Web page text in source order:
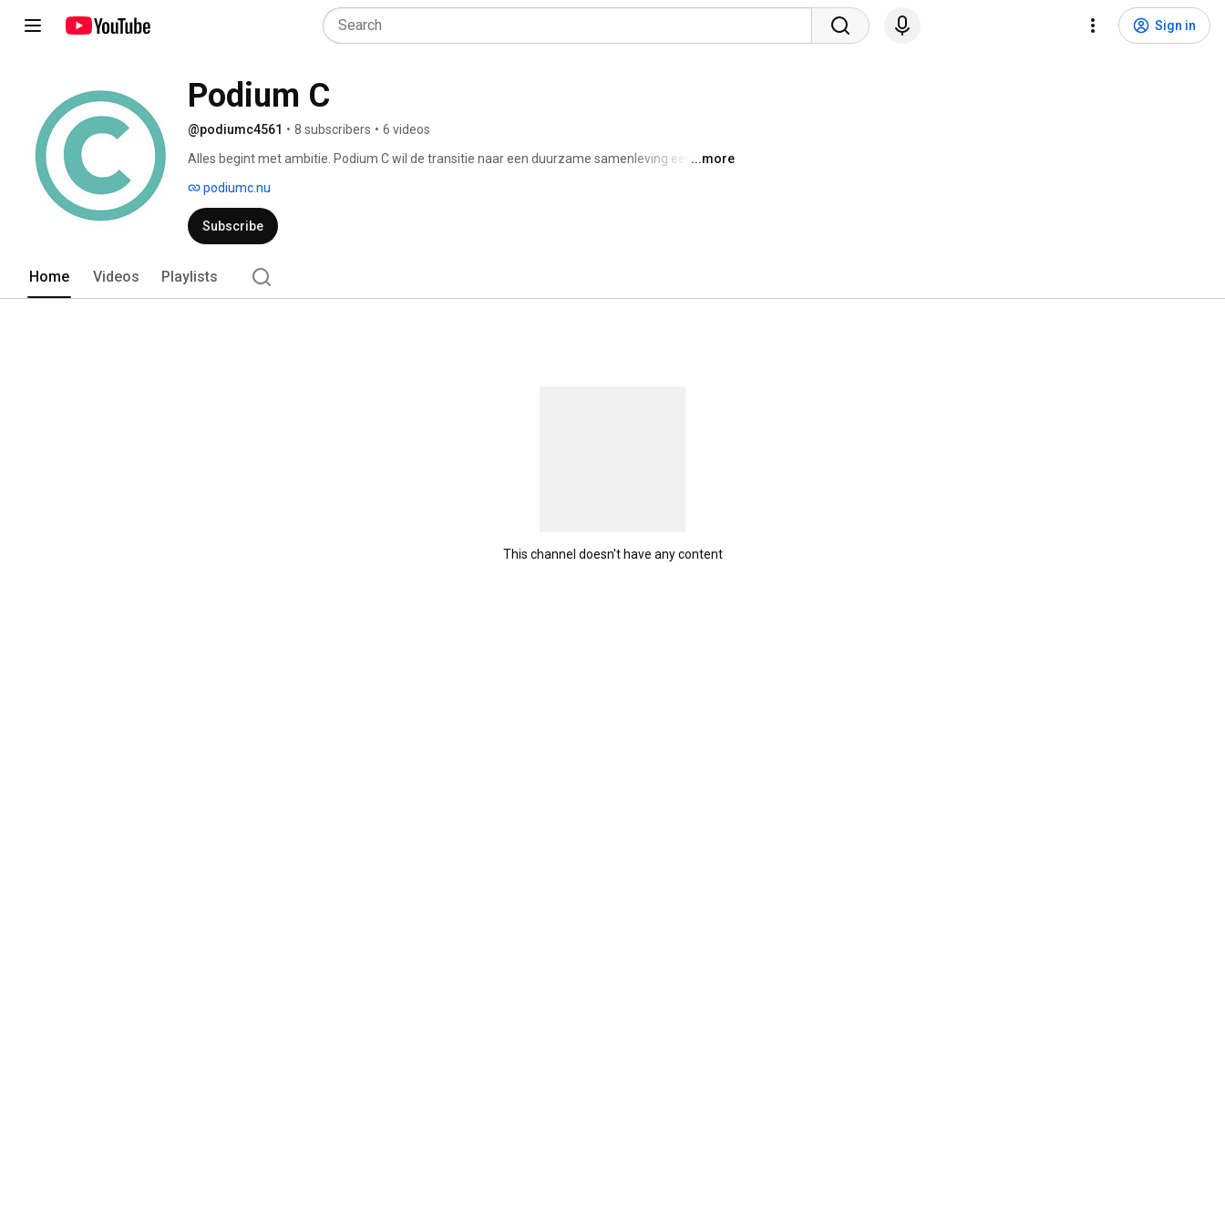
Sign in
Podium C
@podiumc4561 • 8 subscribers • 6 videos
Alles begint met ambitie. Podium C wil de transitie naar een duurzame samenleving een impuls
processen in bedrijfsleven, natuur, overheid en onderwijs. De interventie van de kunstenaar
zorgt voor inspiratie, beweging en besef.
...more
podiumc.nu
Subscribe
Home Videos Playlists
This channel doesn't have any content